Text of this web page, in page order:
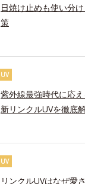
日焼け止めも使い分
策
UV
紫外線最強時代に応
新リンクルUVを徹底
UV
リンクルUVはなぜ愛